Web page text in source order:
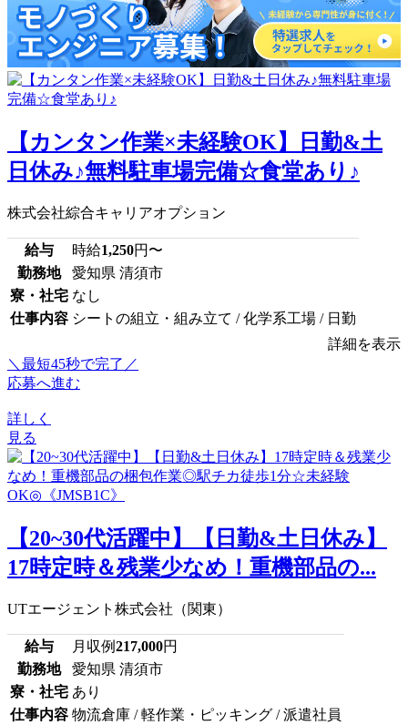
【カンタン作業×未経験OK】日勤&土
日休み♪無料駐車場完備☆食堂あり♪
株式会社綜合キャリアオプション
給与 時給1,250円〜
勤務地
愛知県 清須市
寮・社宅 なし
仕事内容 シートの組立・組み立て / 化学系工場 / 日勤
詳細を表示
＼最短45秒で完了／
応募へ進む
詳しく
見る
【20~30代活躍中】【日勤&土日休み】
17時定時＆残業少なめ！重機部品の...
UTエージェント株式会社（関東）
給与 月収例217,000円
勤務地
愛知県 清須市
寮・社宅 あり
仕事内容 物流倉庫 / 軽作業・ピッキング / 派遣社員